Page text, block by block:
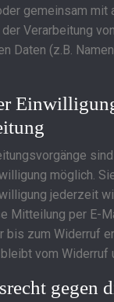
gemeinsam mit
Verarbeitung von
Daten (z.B.
möglich.
jederzeit
Mitteilung per E-
bis zum Widerruf
vom Widerruf
gegen